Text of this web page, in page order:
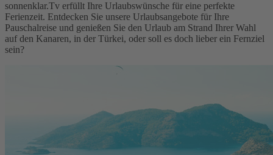
sonnenklar.Tv erfüllt Ihre Urlaubswünsche für eine perfekte
Ferienzeit. Entdecken Sie unsere Urlaubsangebote für Ihre
Pauschalreise und genießen Sie den Urlaub am Strand Ihrer Wahl
auf den Kanaren, in der Türkei, oder soll es doch lieber ein Fernziel
sein?